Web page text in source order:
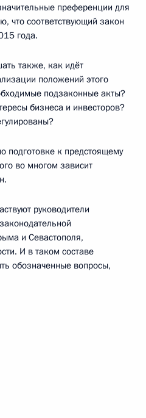
преференции для
что соответствующий закон
года.
также, как идёт
положений этого
подзаконные акты?
бизнеса и инвесторов?
подготовке к предстоящему
во многом зависит
руководители
и Севастополя,
И в таком составе
обозначенные вопросы,